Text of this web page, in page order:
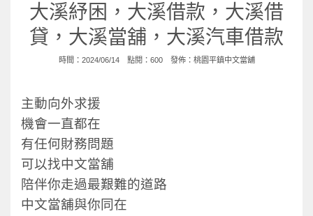
大溪紓困，大溪借款，大溪借
貸，大溪當舖，大溪汽車借款
時間：2024/06/14 點閱：600 發佈： 桃園平鎮中文當舖
主動向外求援
機會一直都在
有任何財務問題
可以找中文當舖
陪伴你走過最艱難的道路
中文當舖與你同在